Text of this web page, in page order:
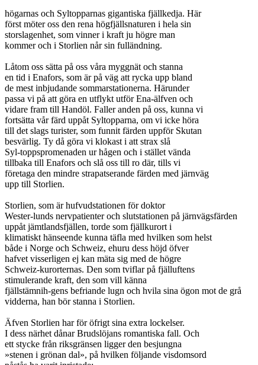
högarnas och Syltopparnas gigantiska fjällkedja. Här
först möter oss den rena högfjällsnaturen i hela sin
storslagenhet, som vinner i kraft ju högre man
kommer och i Storlien når sin fulländning.
Låtom oss sätta på oss våra myggnät och stanna
en tid i Enafors, som är på väg att rycka upp bland
de mest inbjudande sommarstationerna. Härunder
passa vi på att göra en utflykt utför Ena-älfven och
vidare fram till Handöl. Faller anden på oss, kunna vi
fortsätta vår färd uppåt Syltopparna, om vi icke höra
till det slags turister, som funnit färden uppför Skutan
besvärlig. Ty då göra vi klokast i att strax slå
Syl-toppspromenaden ur hågen och i stället vända
tillbaka till Enafors och slå oss till ro där, tills vi
företaga den mindre strapatserande färden med järnväg
upp till Storlien.
Storlien, som är hufvudstationen för doktor
Wester-lunds nervpatienter och slutstationen på järnvägsfärden
uppåt jämtlandsfjällen, torde som fjällkurort i
klimatiskt hänseende kunna täfla med hvilken som helst
både i Norge och Schweiz, ehuru dess höjd öfver
hafvet visserligen ej kan mäta sig med de högre
Schweiz-kurorternas. Den som tviflar på fjälluftens
stimulerande kraft, den som vill känna
fjällstämnih-gens befriande lugn och hvila sina ögon mot de grå
vidderna, han bör stanna i Storlien.
Äfven Storlien har för öfrigt sina extra lockelser.
I dess närhet dånar Brudslöjans romantiska fall. Och
ett stycke från riksgränsen ligger den besjungna
»stenen i grönan dal», på hvilken följande visdomsord